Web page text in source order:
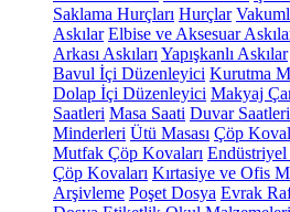
Saklama Hurçları Hurçlar
Askılar Elbise ve Aksesuar
Arkası Askıları Yapışkanlı Askılar
Bavul İçi Düzenleyici Kurutma
Dolap İçi Düzenleyici Makyaj
Saatleri Masa Saati Duvar Saatleri
Minderleri Ütü Masası Çöp
Mutfak Çöp Kovaları Endüstriyel
Çöp Kovaları Kırtasiye ve Ofis
Arşivleme Poşet Dosya Evrak